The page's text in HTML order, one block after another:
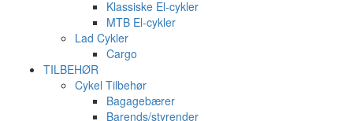
Klassiske El-cykler
MTB El-cykler
Lad Cykler
Cargo
TILBEHØR
Cykel Tilbehør
Bagagebærer
Barends/styrender